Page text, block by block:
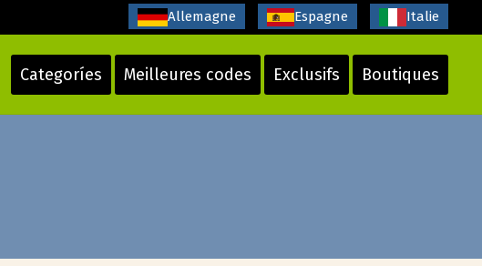
Categoríes Meilleures codes Exclusifs Boutiques
Allemagne Espagne Italie